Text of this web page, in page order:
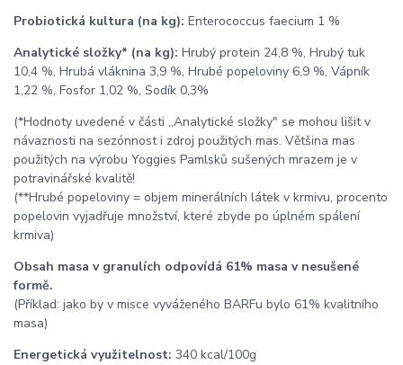
Probiotická kultura (na kg): Enterococcus faecium 1 %
Analytické složky* (na kg): Hrubý protein 24,8 %, Hrubý tuk
10,4 %, Hrubá vláknina 3,9 %, Hrubé popeloviny 6,9 %, Vápník
1,22 %, Fosfor 1,02 %, Sodík 0,3%
(*Hodnoty uvedené v části ,,Analytické složky" se mohou lišit v
návaznosti na sezónnost i zdroj použitých mas. Většina mas
použitých na výrobu Yoggies Pamlsků sušených mrazem je v
potravinářské kvalitě!
(**Hrubé popeloviny = objem minerálních látek v krmivu, procento
popelovin vyjadřuje množství, které zbyde po úplném spálení
krmiva)
Obsah masa v granulích odpovídá 61% masa v nesušené
formě.
(Příklad: jako by v misce vyváženého BARFu bylo 61% kvalitního
masa)
Energetická využitelnost: 340 kcal/100g